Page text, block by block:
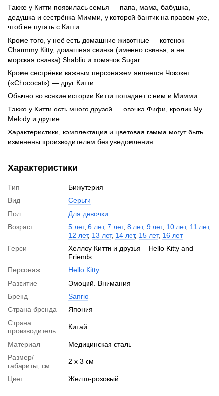
Также у Китти появилась семья — папа, мама, бабушка,
дедушка и сестрёнка Мимми, у которой бантик на правом ухе,
чтоб не путать с Китти.
Кроме того, у неё есть домашние животные — котенок
Charmmy Kitty, домашняя свинка (именно свинья, а не
морская свинка) Shabliu и хомячок Sugar.
Кроме сестрёнки важным персонажем является Чококет
(«Chococat») — друг Китти.
Обычно во всякие истории Китти попадает с ним и Мимми.
Также у Китти есть много друзей — овечка Фифи, кролик My
Melody и другие.
Характеристики, комплектация и цветовая гамма могут быть
изменены производителем без уведомления.
Характеристики
Тип
Бижутерия
Вид
Серьги
Пол
Для девочки
Возраст
5 лет, 6 лет, 7 лет, 8 лет, 9 лет, 10 лет, 11 лет,
12 лет, 13 лет, 14 лет, 15 лет, 16 лет
Герои
Хеллоу Китти и друзья – Hello Kitty and
Friends
Персонаж
Hello Kitty
Развитие
Эмоций, Внимания
Бренд
Sanrio
Страна бренда
Япония
Страна
производитель
Китай
Материал
Медицинская сталь
Размер/
габариты, см
2 x 3 см
Цвет Желто-розовый